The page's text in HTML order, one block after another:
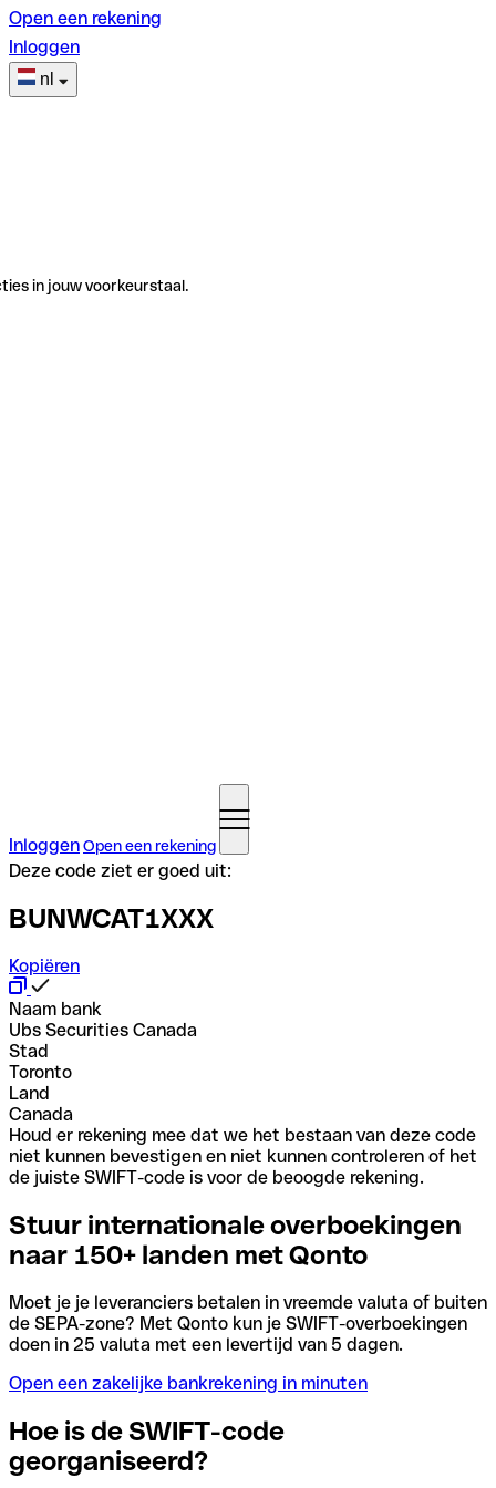
Open een rekening
Inloggen
nl
in jouw voorkeurstaal.
InloggenOpen een rekening
Deze code ziet er goed uit:
BUNWCAT1XXX
Kopiëren
Naam bank
Ubs Securities Canada
Stad
Toronto
Land
Canada
Houd er rekening mee dat we het bestaan van deze code
niet kunnen bevestigen en niet kunnen controleren of het
de juiste SWIFT-code is voor de beoogde rekening.
Stuur internationale overboekingen
naar 150+ landen met Qonto
Moet je je leveranciers betalen in vreemde valuta of buiten
de SEPA-zone? Met Qonto kun je SWIFT-overboekingen
doen in 25 valuta met een levertijd van 5 dagen.
Open een zakelijke bankrekening in minuten
Hoe is de SWIFT-code
georganiseerd?